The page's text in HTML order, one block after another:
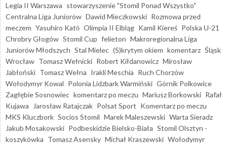
Legia II Warszawa stowarzyszenie "Stomil Ponad Wszystko"
Centralna Liga Juniorów Dawid Mieczkowski Rozmowa przed
meczem Yasuhiro Katō Olimpia II Elbląg Kamil Kiereś Polska U-21
Chrobry Głogów Stomil Cup felieton Makroregionalna Liga
Juniorów Młodszych Stal Mielec (S)krytym okiem komentarz Śląsk
Wrocław Tomasz Wełnicki Robert Kiłdanowicz Mirosław
Jabłoński Tomasz Wełna Irakli Meschia Ruch Chorzów
Wołodymyr Kowal Polonia Lidzbark Warmiński Górnik Polkowice
Zagłębie Sosnowiec komentarz po meczu Mariusz Borkowski Rafał
Kujawa
Jarosław Ratajczak Polsat Sport Komentarz po meczu
MKS Kluczbork Socios Stomil Marek Maleszewski Warta Sieradz
Jakub Mosakowski Podbeskidzie Bielsko-Biała Stomil Olsztyn -
koszykówka Tomasz Asensky Michał Kraszewski Wołodymyr